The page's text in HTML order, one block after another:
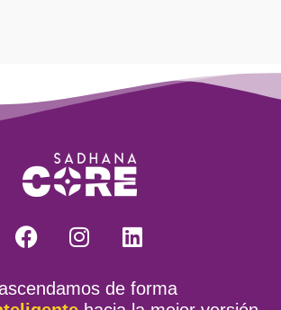
de forma